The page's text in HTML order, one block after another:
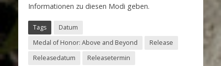
Informationen zu diesen Modi geben.
Tags
Datum
Medal of Honor: Above and Beyond
Release
Releasedatum
Releasetermin